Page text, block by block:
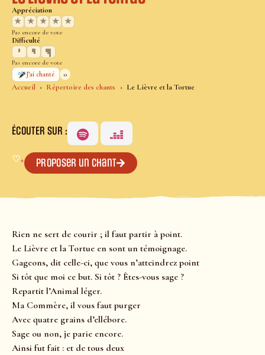
Accueil Répertoire des chants Le Lièvre et la Tortue
Appréciation
★
★ ★ ★ ★
Pas encore de vote
Difficulté
Pas encore de vote
J’ai chanté
0
ÉCOUTER SUR :
♡+ Proposer un chant
Rien ne sert de courir ; il faut partir à point.
Le Lièvre et la Tortue en sont un témoignage.
Gageons, dit celle-ci, que vous n’atteindrez point
Si tôt que moi ce but. Si tôt ? Êtes-vous sage ?
Repartit l’Animal léger.
Ma Commère, il vous faut purger
Avec quatre grains d’ellébore.
Sage ou non, je parie encore.
Ainsi fut fait : et de tous deux